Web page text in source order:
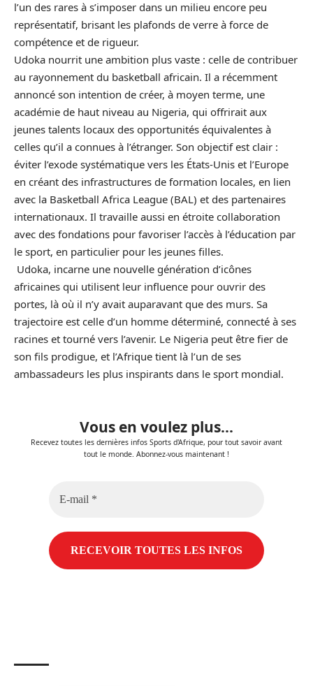
l’un des rares à s’imposer dans un milieu encore peu
représentatif, brisant les plafonds de verre à force de
compétence et de rigueur.
Udoka nourrit une ambition plus vaste : celle de contribuer
au rayonnement du basketball africain. Il a récemment
annoncé son intention de créer, à moyen terme, une
académie de haut niveau au Nigeria, qui offrirait aux
jeunes talents locaux des opportunités équivalentes à
celles qu’il a connues à l’étranger. Son objectif est clair :
éviter l’exode systématique vers les États-Unis et l’Europe
en créant des infrastructures de formation locales, en lien
avec la Basketball Africa League (BAL) et des partenaires
internationaux. Il travaille aussi en étroite collaboration
avec des fondations pour favoriser l’accès à l’éducation par
le sport, en particulier pour les jeunes filles.
Udoka, incarne une nouvelle génération d’icônes
africaines qui utilisent leur influence pour ouvrir des
portes, là où il n’y avait auparavant que des murs. Sa
trajectoire est celle d’un homme déterminé, connecté à ses
racines et tourné vers l’avenir. Le Nigeria peut être fier de
son fils prodigue, et l’Afrique tient là l’un de ses
ambassadeurs les plus inspirants dans le sport mondial.
Vous en voulez plus...
Recevez toutes les dernières infos Sports d'Afrique, pour tout savoir avant
tout le monde. Abonnez-vous maintenant !